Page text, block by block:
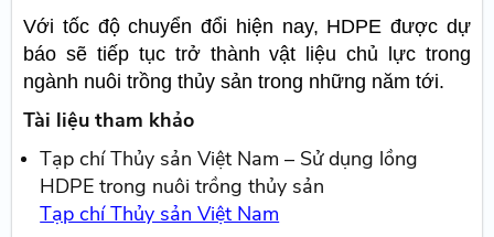
Với tốc độ chuyển đổi hiện nay, HDPE được dự
báo sẽ tiếp tục trở thành vật liệu chủ lực trong
ngành nuôi trồng thủy sản trong những năm tới.
Tài liệu tham khảo
Tạp chí Thủy sản Việt Nam – Sử dụng lồng
HDPE trong nuôi trồng thủy sản
Tạp chí Thủy sản Việt Nam